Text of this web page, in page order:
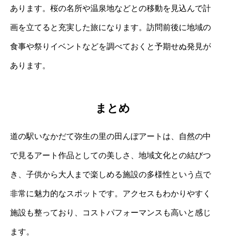
あります。桜の名所や温泉地などとの移動を見込んで計
画を立てると充実した旅になります。訪問前後に地域の
食事や祭りイベントなどを調べておくと予期せぬ発見が
あります。
まとめ
道の駅いなかだて弥生の里の田んぼアートは、自然の中
で見るアート作品としての美しさ、地域文化との結びつ
き、子供から大人まで楽しめる施設の多様性という点で
非常に魅力的なスポットです。アクセスもわかりやすく
施設も整っており、コストパフォーマンスも高いと感じ
ます。